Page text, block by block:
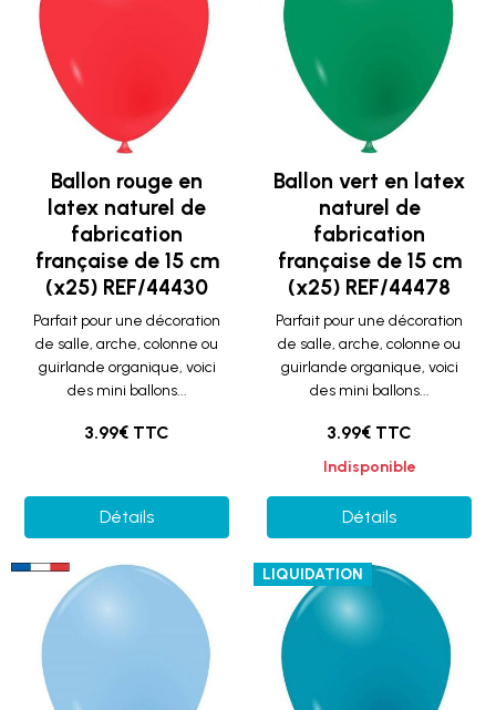
Ballon rouge en
latex naturel de
fabrication
française de 15 cm
(x25) REF/44430
Parfait pour une décoration
de salle, arche, colonne ou
guirlande organique, voici
des mini ballons...
3.99€ TTC
Détails
Ballon vert en latex
naturel de
fabrication
française de 15 cm
(x25) REF/44478
Parfait pour une décoration
de salle, arche, colonne ou
guirlande organique, voici
des mini ballons...
3.99€ TTC
Indisponible
Détails
LIQUIDATION